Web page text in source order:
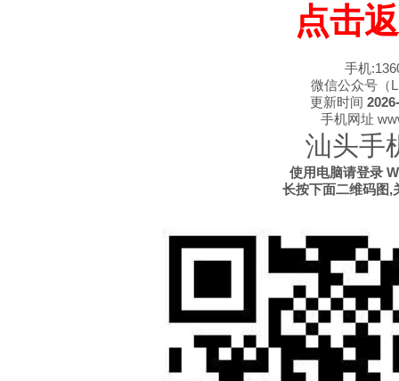
点击
手机
微信公众号（
更新时间
手机网址
汕头手
使用电脑请登录
长按下面二维码图